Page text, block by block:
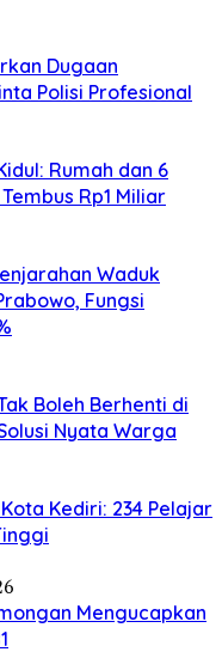
Dugaan
Polisi Profesional
Rumah dan 6
Rp1 Miliar
Waduk
Fungsi
Boleh Berhenti di
Nyata Warga
Kediri: 234 Pelajar
Mengucapkan